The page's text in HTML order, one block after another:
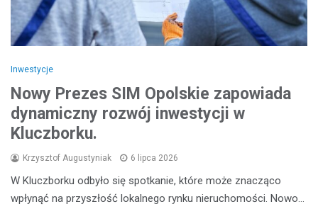
Inwestycje
Nowy Prezes SIM Opolskie zapowiada
dynamiczny rozwój inwestycji w
Kluczborku.
Krzysztof Augustyniak 6 lipca 2026
W Kluczborku odbyło się spotkanie, które może znacząco
wpłynąć na przyszłość lokalnego rynku nieruchomości. Nowo…